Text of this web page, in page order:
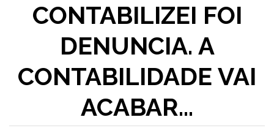
CONTABILIZEI FOI
DENUNCIA. A
CONTABILIDADE VAI
ACABAR…